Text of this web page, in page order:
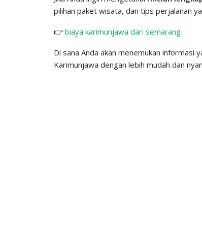
pilihan paket wisata, dan tips perjalanan
👉 biaya karimunjawa dari semarang
Di sana Anda akan menemukan informasi
Karimunjawa dengan lebih mudah dan